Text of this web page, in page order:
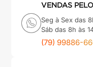
VENDAS
Seg à Sex das
Sáb das 8h às
(79) 99886-